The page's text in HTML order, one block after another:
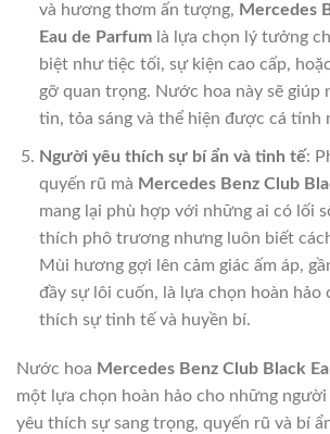
và hương thơm ấn tượng, Mercedes
Eau de Parfumlà lựa chọn lý tưởng
biệt như tiệc tối, sự kiện cao cấp,
gỡ quan trọng. Nước hoa này sẽ giúp
tin, tỏa sáng và thể hiện được cá tính
Người yêu thích sự bí ẩn và tinh tế:
quyến rũ mà Mercedes Benz Club
mang lại phù hợp với những ai có lối
thích phô trương nhưng luôn biết
Mùi hương gợi lên cảm giác ấm áp,
đầy sự lôi cuốn, là lựa chọn hoàn hảo
thích sự tinh tế và huyền bí.
Nước hoa Mercedes Benz Club Black
một lựa chọn hoàn hảo cho những
yêu thích sự sang trọng, quyến rũ và bí